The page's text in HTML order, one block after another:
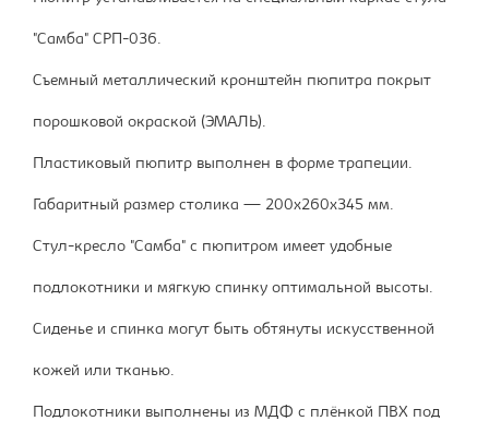
"Самба" СРП-036.
Съемный металлический кронштейн пюпитра покрыт
порошковой окраской (ЭМАЛЬ).
Пластиковый пюпитр выполнен в форме трапеции.
Габаритный размер столика — 200х260х345 мм.
Стул-кресло "Самба" с пюпитром имеет удобные
подлокотники и мягкую спинку оптимальной высоты.
Сиденье и спинка могут быть обтянуты искусственной
кожей или тканью.
Подлокотники выполнены из МДФ с плёнкой ПВХ под